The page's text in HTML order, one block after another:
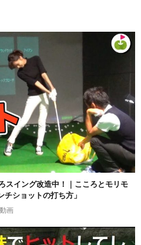
スイング改造中！｜こころとモリモ
チショットの打ち方」
画